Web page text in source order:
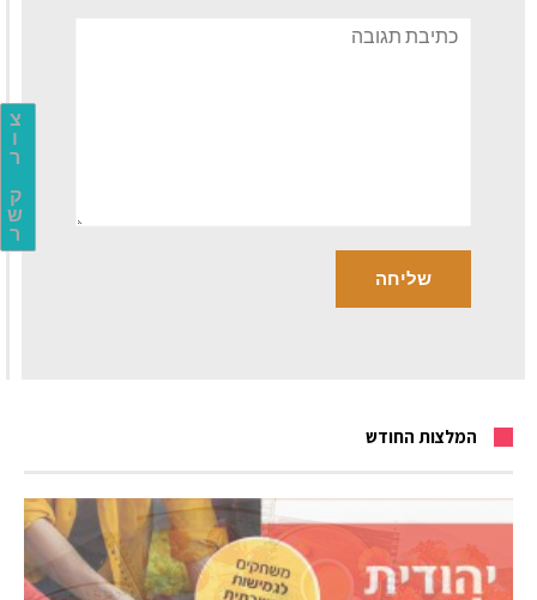
צ
ו
ר
ק
ש
ר
תגובה
המלצות החודש